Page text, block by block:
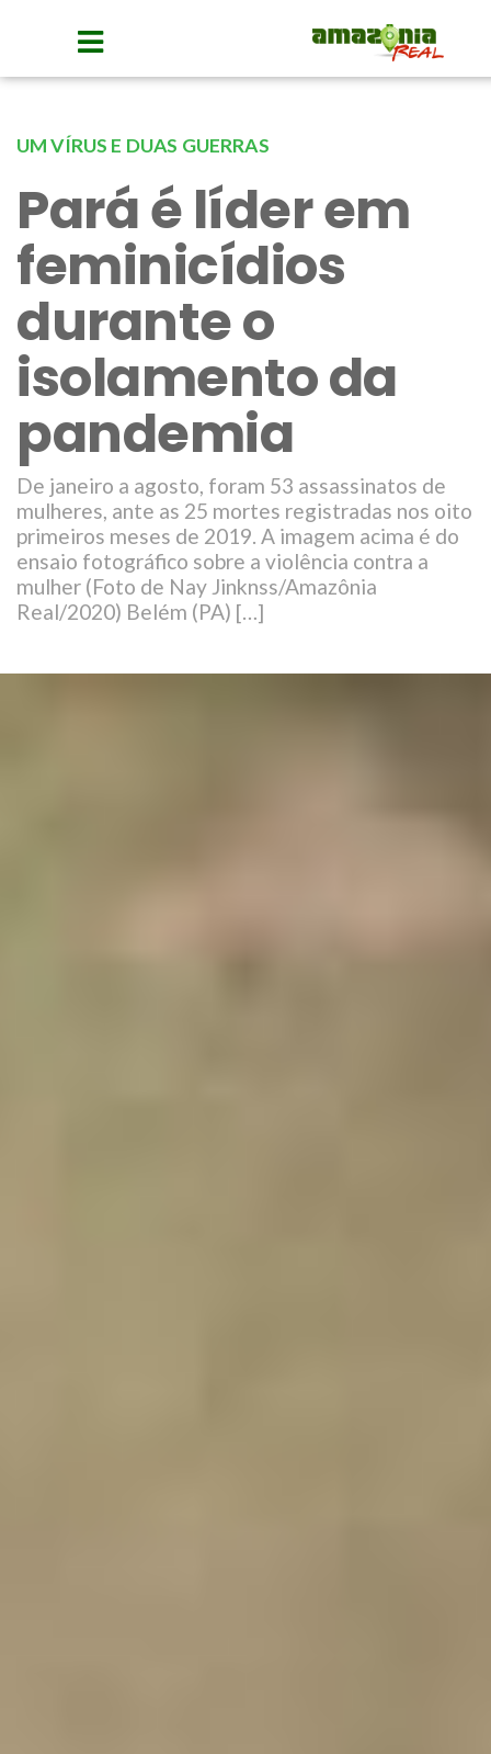
UM VÍRUS E DUAS GUERRAS
Pará é líder em
feminicídios
durante o
isolamento da
pandemia
De janeiro a agosto, foram 53 assassinatos de
mulheres, ante as 25 mortes registradas nos oito
primeiros meses de 2019. A imagem acima é do
ensaio fotográfico sobre a violência contra a
mulher (Foto de Nay Jinknss/Amazônia
Real/2020) Belém (PA) […]